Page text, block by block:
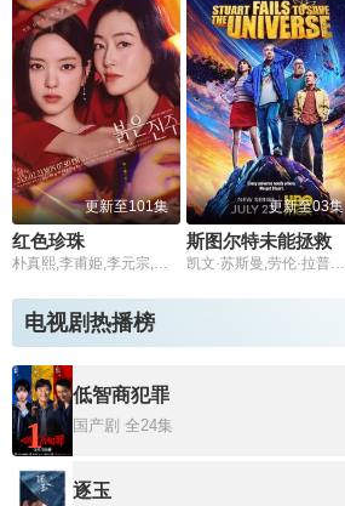
更新至101集
红色珍珠
更新至03集
电视剧热播榜
1
低智商犯罪
国产剧 全24集
逐玉